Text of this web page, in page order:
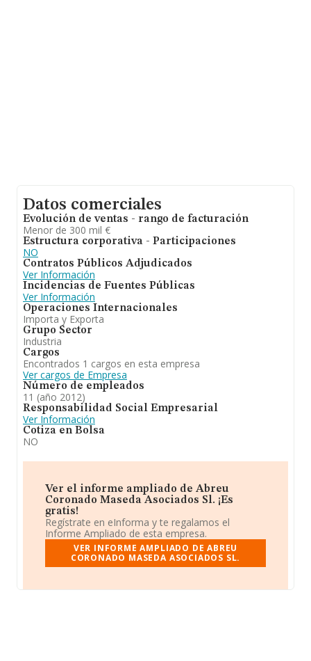
Datos comerciales
Evolución de ventas - rango de facturación
Menor de 300 mil €
Estructura corporativa - Participaciones
NO
Contratos Públicos Adjudicados
Ver Información
Incidencias de Fuentes Públicas
Ver Información
Operaciones Internacionales
Importa y Exporta
Grupo Sector
Industria
Cargos
Encontrados 1 cargos en esta empresa
Ver cargos de Empresa
Número de empleados
11 (año 2012)
Responsabilidad Social Empresarial
Ver Información
Cotiza en Bolsa
NO
Ver el informe ampliado de Abreu
Coronado Maseda Asociados Sl. ¡Es
gratis!
Regístrate en eInforma y te regalamos el
Informe Ampliado de esta empresa.
VER INFORME AMPLIADO DE ABREU
CORONADO MASEDA ASOCIADOS SL.